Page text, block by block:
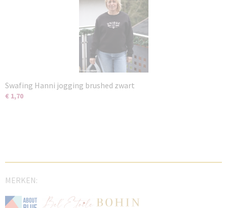
Swafing Hanni jogging brushed zwart
€ 1,70
MERKEN: